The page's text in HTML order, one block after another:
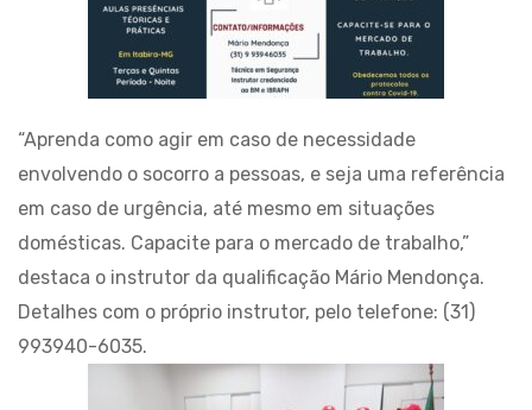
“Aprenda como agir em caso de necessidade
envolvendo o socorro a pessoas, e seja uma referência
em caso de urgência, até mesmo em situações
domésticas. Capacite para o mercado de trabalho,”
destaca o instrutor da qualificação Mário Mendonça.
Detalhes com o próprio instrutor, pelo telefone: (31)
993940-6035.